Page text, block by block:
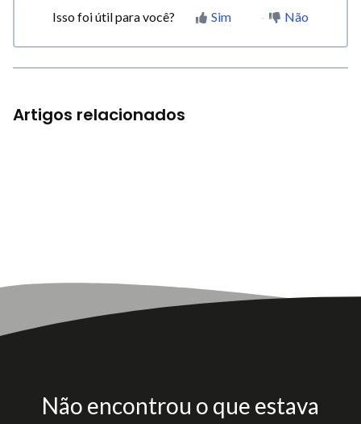
Isso foi útil para você? Sim Não
Artigos relacionados
Não encontrou o que estava